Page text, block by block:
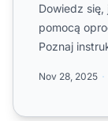
Dowiedz
pomocą
Poznaj
Nov 28, 2025